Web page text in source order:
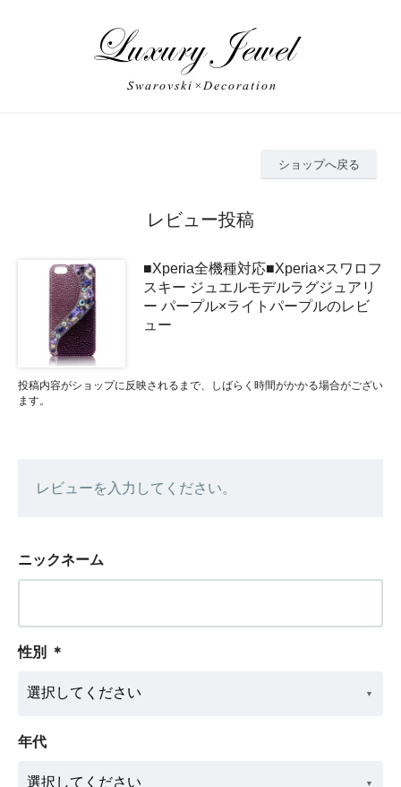
ショップへ戻る
レビュー投稿
■Xperia全機種対応■Xperia×スワロフ
スキー ジュエルモデルラグジュアリ
ー パープル×ライトパープルのレビ
ュー
投稿内容がショップに反映されるまで、しばらく時間がかかる場合がござい
ます。
レビューを入力してください。
ニックネーム
性別 ＊
年代